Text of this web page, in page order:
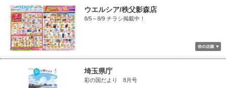
ウエルシア/秩父影森店
8/5～8/9 チラシ掲載中！
埼玉県庁
彩の国だより 8月号